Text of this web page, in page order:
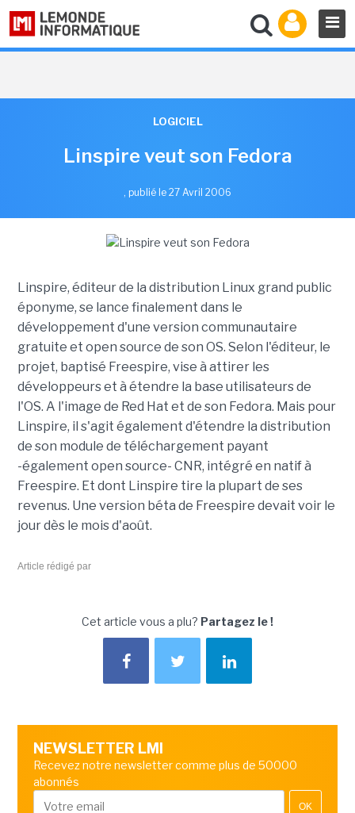
LOGICIEL
Linspire veut son Fedora
, publié le 27 Avril 2006
Linspire, éditeur de la distribution Linux grand public
éponyme, se lance finalement dans le
développement d'une version communautaire
gratuite et open source de son OS. Selon l'éditeur, le
projet, baptisé Freespire, vise à attirer les
développeurs et à étendre la base utilisateurs de
l'OS. A l'image de Red Hat et de son Fedora. Mais pour
Linspire, il s'agit également d'étendre la distribution
de son module de téléchargement payant
-également open source- CNR, intégré en natif à
Freespire. Et dont Linspire tire la plupart de ses
revenus. Une version béta de Freespire devait voir le
jour dès le mois d'août.
Article rédigé par
Cet article vous a plu? Partagez le !
NEWSLETTER LMI
Recevez notre newsletter comme plus de 50000
abonnés
OK